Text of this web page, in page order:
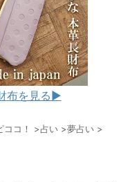
布を見る▶︎
コ！ >占い >夢占い >